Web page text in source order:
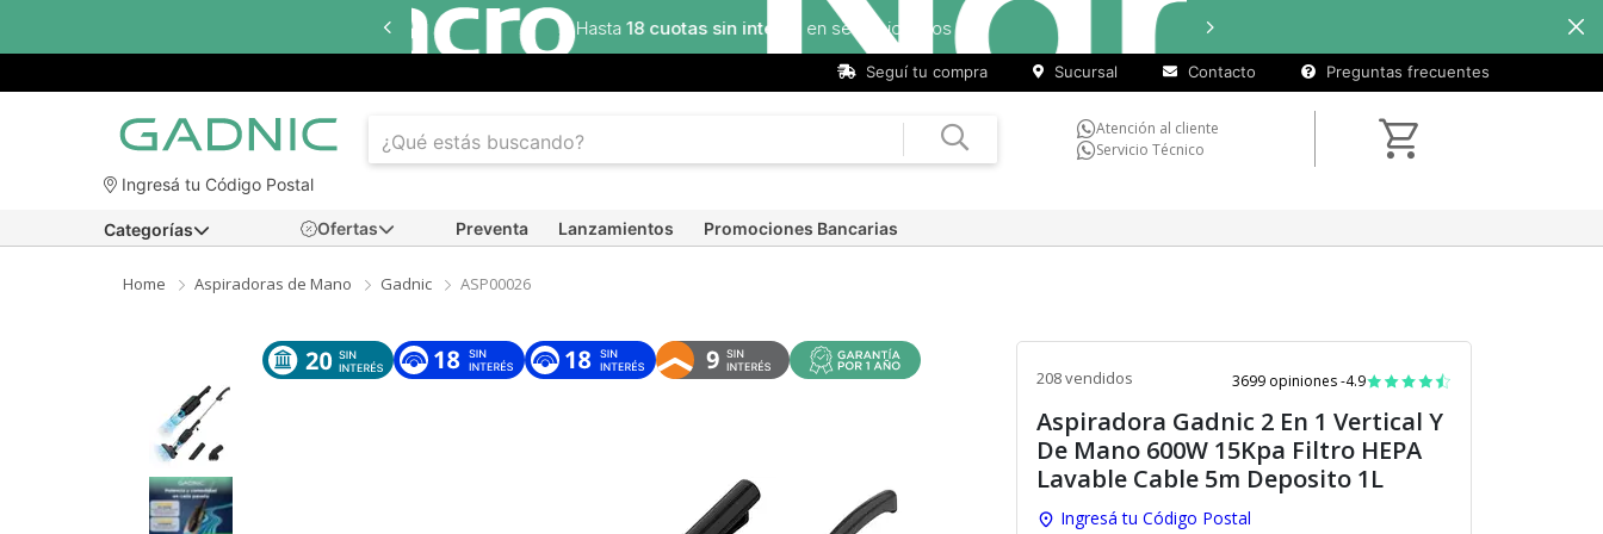
sin
interés)
9 cuotas sin
Seguí tu compra Sucursal Contacto Preguntas frecuentes
Atención al cliente
Servicio Técnico
Ingresá tu Código Postal
Ofertas Preventa Lanzamientos Promociones Bancarias
Categorías
Home Aspiradoras de Mano Gadnic ASP00026
208 vendidos 3699 opiniones -4.9
Aspiradora Gadnic 2 En 1 Vertical Y
De Mano 600W 15Kpa Filtro HEPA
Lavable Cable 5m Deposito 1L
Ingresá tu Código Postal